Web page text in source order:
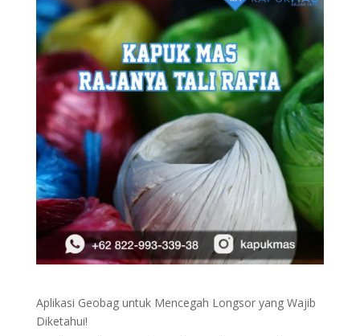
Aplikasi Geobag untuk Mencegah Longsor yang Wajib
Diketahui!